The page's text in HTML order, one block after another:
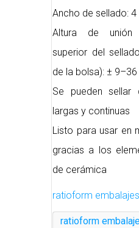
Ancho de sellado: 4
Altura de unión
superior del
de la bolsa): ±
Se pueden sellar
largas y continuas
Listo para usar en
gracias a los
de cerámica
ratioform
ratioform